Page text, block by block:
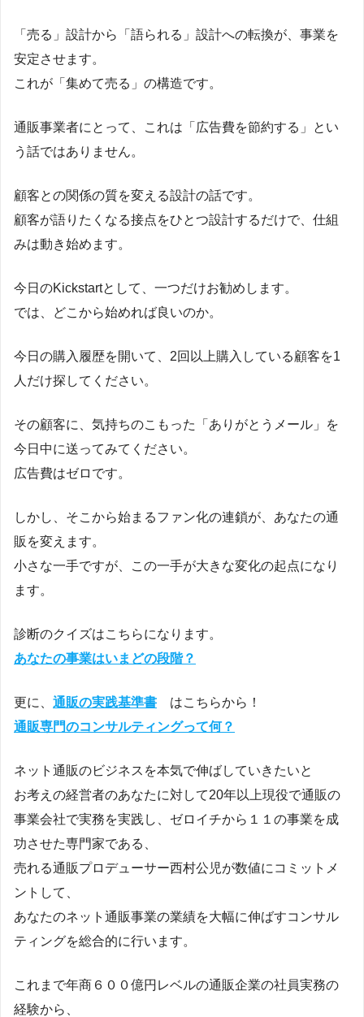
「売る」設計から「語られる」設計への転換が、事業を
安定させます。
これが「集めて売る」の構造です。
通販事業者にとって、これは「広告費を節約する」とい
う話ではありません。
顧客との関係の質を変える設計の話です。
顧客が語りたくなる接点をひとつ設計するだけで、仕組
みは動き始めます。
今日のKickstartとして、一つだけお勧めします。
では、どこから始めれば良いのか。
今日の購入履歴を開いて、2回以上購入している顧客を1
人だけ探してください。
その顧客に、気持ちのこもった「ありがとうメール」を
今日中に送ってみてください。
広告費はゼロです。
しかし、そこから始まるファン化の連鎖が、あなたの通
販を変えます。
小さな一手ですが、この一手が大きな変化の起点になり
ます。
診断のクイズはこちらになります。
あなたの事業はいまどの段階？
更に、 通販の実践基準書 はこちらから！
通販専門のコンサルティングって何？
ネット通販のビジネスを本気で伸ばしていきたいと
お考えの経営者のあなたに対して20年以上現役で通販の
事業会社で実務を実践し、ゼロイチから１１の事業を成
功させた専門家である、
売れる通販プロデューサー西村公児が数値にコミットメ
ントして、
あなたのネット通販事業の業績を大幅に伸ばすコンサル
ティングを総合的に行います。
これまで年商６００億円レベルの通販企業の社員実務の
経験から、